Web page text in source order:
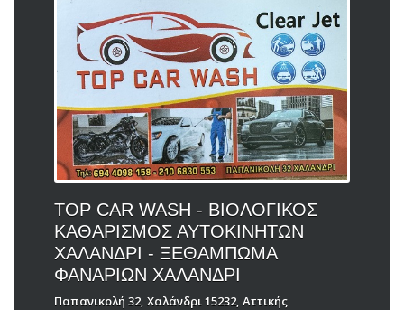
TOP CAR WASH - ΒΙΟΛΟΓΙΚΟΣ
ΚΑΘΑΡΙΣΜΟΣ ΑΥΤΟΚΙΝΗΤΩΝ
ΧΑΛΑΝΔΡΙ - ΞΕΘΑΜΠΩΜΑ
ΦΑΝΑΡΙΩΝ ΧΑΛΑΝΔΡΙ
Παπανικολή 32, Χαλάνδρι 15232, Αττικής